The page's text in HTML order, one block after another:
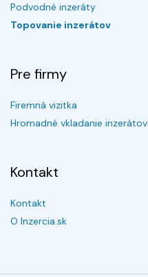
Podvodné inzeráty
Topovanie inzerátov
Pre firmy
Firemná vizitka
Hromadné vkladanie inzerátov
Kontakt
Kontakt
O Inzercia.sk